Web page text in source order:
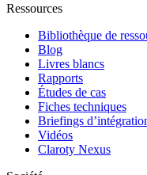
Ressources
Bibliothèque de
Blog
Livres blancs
Rapports
Études de cas
Fiches techniques
Briefings
Vidéos
Claroty Nexus